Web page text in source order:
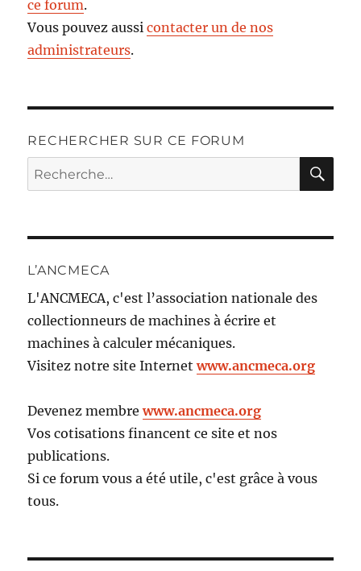
ce forum.
Vous pouvez aussicontacter un de nos
administrateurs.
RECHERCHER SUR CE FORUM
Recherche
pour :
L’ANCMECA
L'ANCMECA, c'est l’association nationale des
collectionneurs de machines à écrire et
machines à calculer mécaniques.
Visitez notre site Internetwww.ancmeca.org
Devenez membrewww.ancmeca.org
Vos cotisations financent ce site et nos
publications.
Si ce forum vous a été utile, c'est grâce à vous
tous.